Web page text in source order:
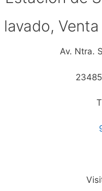
lavado,
Av. Ntra.